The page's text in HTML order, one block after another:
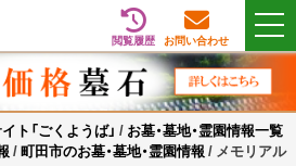
サイト「ごくようば」
閲覧履歴 お問い合わせ
ト「ごくようば」 / お墓・墓地・霊園情報一覧
/町田市のお墓・墓地・霊園情報 / メモリアル